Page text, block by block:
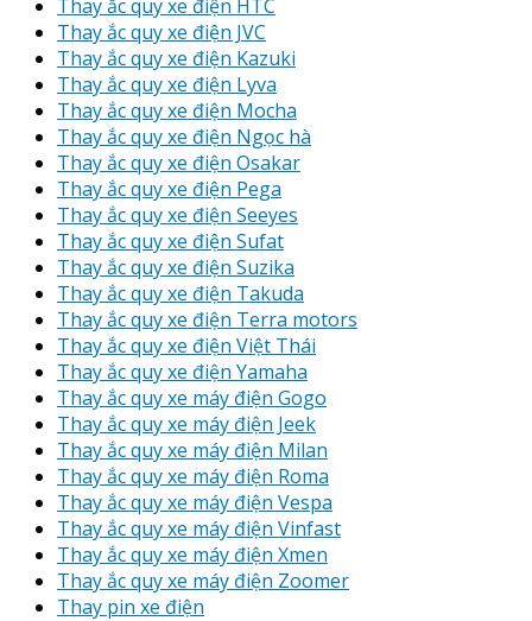
Thay ắc quy xe điện HTC
Thay ắc quy xe điện JVC
Thay ắc quy xe điện Kazuki
Thay ắc quy xe điện Lyva
Thay ắc quy xe điện Mocha
Thay ắc quy xe điện Ngọc hà
Thay ắc quy xe điện Osakar
Thay ắc quy xe điện Pega
Thay ắc quy xe điện Seeyes
Thay ắc quy xe điện Sufat
Thay ắc quy xe điện Suzika
Thay ắc quy xe điện Takuda
Thay ắc quy xe điện Terra motors
Thay ắc quy xe điện Việt Thái
Thay ắc quy xe điện Yamaha
Thay ắc quy xe máy điện Gogo
Thay ắc quy xe máy điện Jeek
Thay ắc quy xe máy điện Milan
Thay ắc quy xe máy điện Roma
Thay ắc quy xe máy điện Vespa
Thay ắc quy xe máy điện Vinfast
Thay ắc quy xe máy điện Xmen
Thay ắc quy xe máy điện Zoomer
Thay pin xe điện